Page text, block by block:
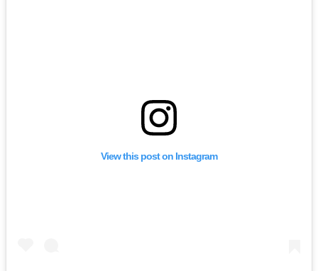
View this post on Instagram